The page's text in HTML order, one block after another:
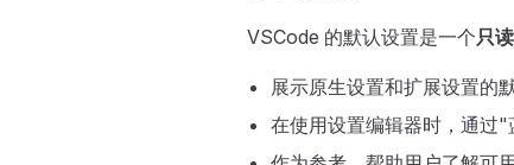
VSCode 的默认设置是一个只
展示原生设置和扩展设置的
在使用设置编辑器时，通过